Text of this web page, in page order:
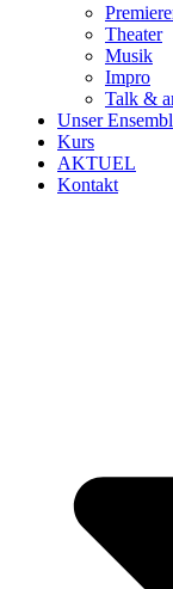
Theater
Musik
Impro
Talk &
Unser
Kurs
AKTUEL
Kontakt